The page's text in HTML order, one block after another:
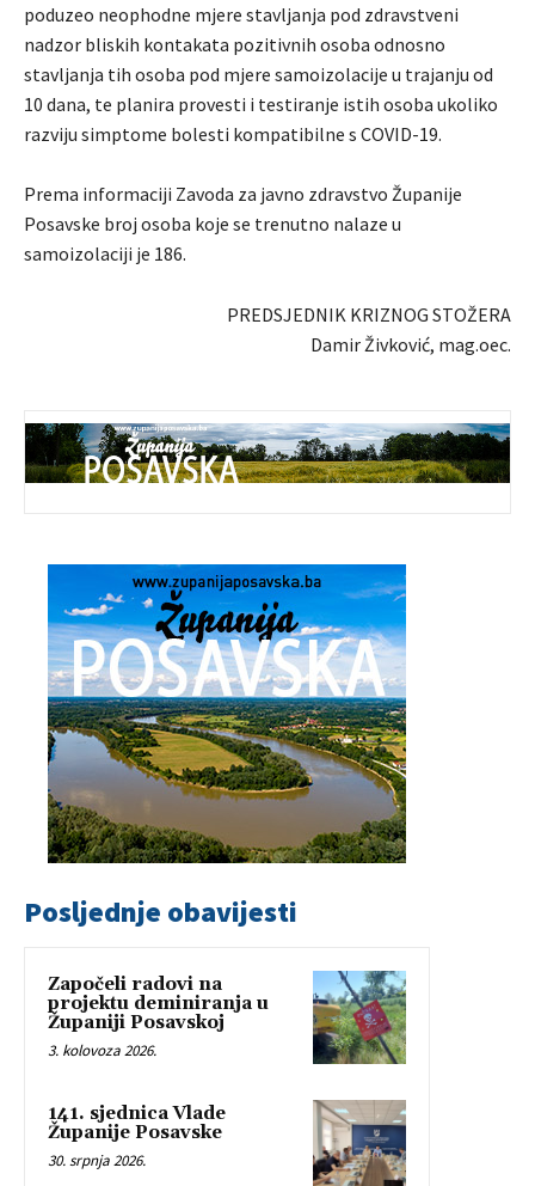
poduzeo neophodne mjere stavljanja pod zdravstveni
nadzor bliskih kontakata pozitivnih osoba odnosno
stavljanja tih osoba pod mjere samoizolacije u trajanju od
10 dana, te planira provesti i testiranje istih osoba ukoliko
razviju simptome bolesti kompatibilne s COVID-19.
Prema informaciji Zavoda za javno zdravstvo Županije
Posavske broj osoba koje se trenutno nalaze u
samoizolaciji je 186.
PREDSJEDNIK KRIZNOG STOŽERA
Damir Živković, mag.oec.
Posljednje obavijesti
Započeli radovi na
projektu deminiranja u
Županiji Posavskoj
3. kolovoza 2026.
141. sjednica Vlade
Županije Posavske
30. srpnja 2026.